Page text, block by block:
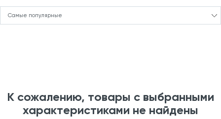
Самые популярные
К сожалению, товары с выбранными
характеристиками не найдены